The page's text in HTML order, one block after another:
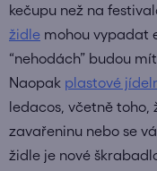
kečupu než na
židle mohou vypadat
“nehodách” budou
Naopak plastové
ledacos, včetně toho,
zavařeninu nebo se
židle je nové